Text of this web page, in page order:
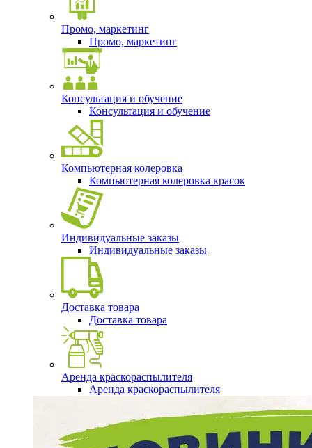
Промо, маркетинг
Промо, маркетинг
Консультация и обучение
Консультация и обучение
Компьютерная колеровка
Компьютерная колеровка красок
Индивидуальные заказы
Индивидуальные заказы
Доставка товара
Доставка товара
Аренда краскораспылителя
Аренда краскораспылителя